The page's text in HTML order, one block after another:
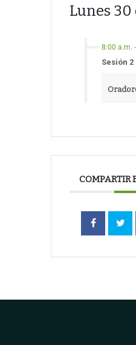
Lunes 30
8:00 a.m. -
Sesión 2
COMPARTIR